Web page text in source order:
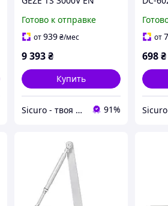
скользящей тягой
Готово к отправке
от939₴/мес
9 393₴
Купить
Sicuro - твоя вселенная комфорта и безопасности 91%
от
698₴